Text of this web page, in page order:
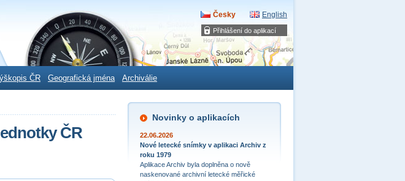
Přihlášení do aplikací
Česky English
ČR Geografická jména Archiválie
Novinky o aplikacích
22.06.2026
Nové letecké snímky v aplikaci Archiv z
roku 1979
Aplikace Archiv byla doplněna o nově
naskenované archivní letecké měřické
ČR